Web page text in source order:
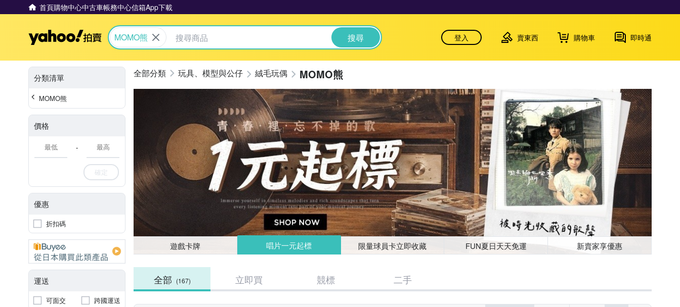
首頁購物中心中古車帳務中心信箱App下載
Yahoo拍賣
MOMO熊 搜尋 登入 賣東西 購物車 即時通
分類清單
MOMO熊
價格
-
確定
優惠
折扣碼
運送
可面交 跨國運送
玩具、模型與公仔 絨毛玩偶 MOMO熊
遊戲卡牌 唱片一元起標 限量球員卡立即收藏 FUN夏日天天免運 新賣家享優惠
全部 (167) 立即買 競標 二手